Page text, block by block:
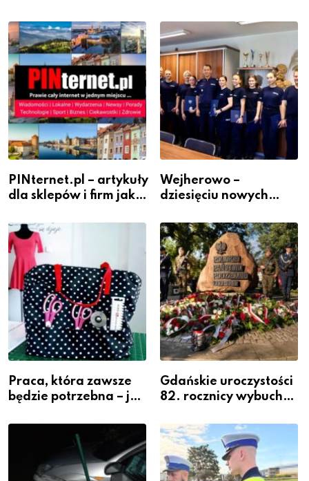
PINternet.pl – artykuły
dla sklepów i firm jako
widoczność
Wejherowo –
dziesięciu nowych
szeregach Komendy
Powiatowej
Praca, która zawsze
będzie potrzebna – jak
zawodem przyszłości i
gdzie się go nauczyć?
Gdańskie uroczystości
82. rocznicy wybuchu
Warszawskiego